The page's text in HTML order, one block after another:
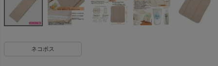
ネコポス